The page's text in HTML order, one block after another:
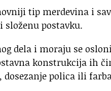
tip merdevina i
postavku.
dela i moraju se
konstrukcija ih
polica ili